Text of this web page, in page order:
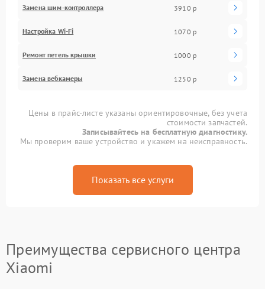
Замена шим-контроллера 3910 р
Настройка Wi-Fi 1070 р
Ремонт петель крышки 1000 р
Замена вебкамеры 1250 р
Цены в прайс-листе указаны ориентировочные, без учета
стоимости запчастей.
Записывайтесь на бесплатную диагностику.
Мы проверим ваше устройство и укажем на неисправность.
Показать все услуги
Преимущества сервисного центра
Xiaomi